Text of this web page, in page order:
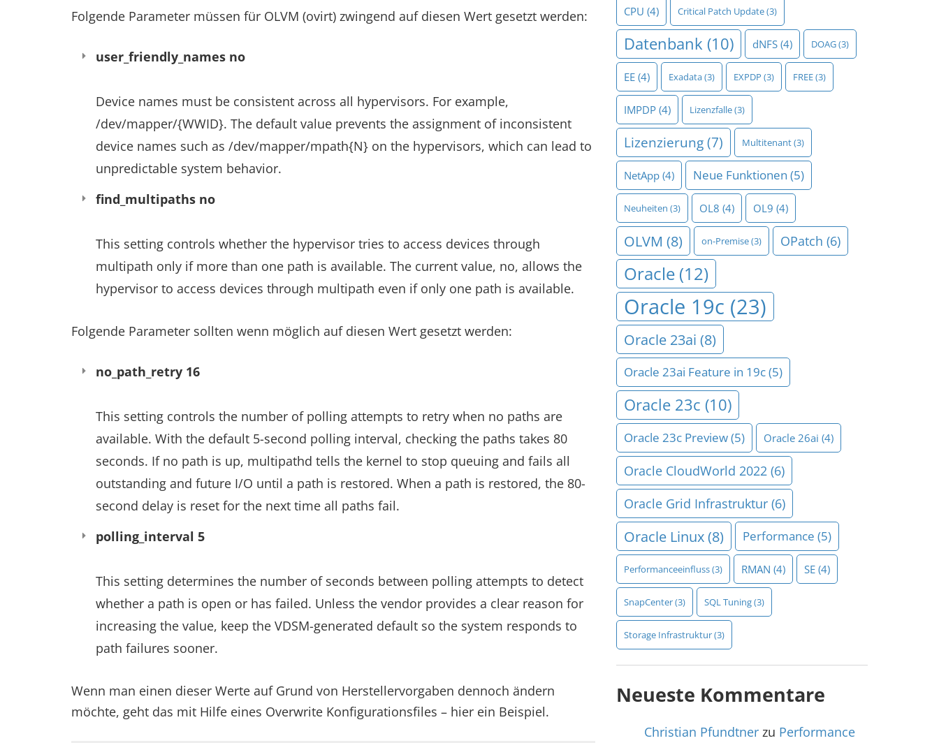
Folgende Parameter müssen für OLVM (ovirt) zwingend auf diesen Wert gesetzt werden:
user_friendly_names no
Device names must be consistent across all hypervisors. For example,
/dev/mapper/{WWID}. The default value prevents the assignment of inconsistent
device names such as /dev/mapper/mpath{N} on the hypervisors, which can lead to
unpredictable system behavior.
find_multipaths no
This setting controls whether the hypervisor tries to access devices through
multipath only if more than one path is available. The current value, no, allows the
hypervisor to access devices through multipath even if only one path is available.
Folgende Parameter sollten wenn möglich auf diesen Wert gesetzt werden:
no_path_retry 16
This setting controls the number of polling attempts to retry when no paths are
available. With the default 5-second polling interval, checking the paths takes 80
seconds. If no path is up, multipathd tells the kernel to stop queuing and fails all
outstanding and future I/O until a path is restored. When a path is restored, the 80-
second delay is reset for the next time all paths fail.
polling_interval 5
This setting determines the number of seconds between polling attempts to detect
whether a path is open or has failed. Unless the vendor provides a clear reason for
increasing the value, keep the VDSM-generated default so the system responds to
path failures sooner.
Wenn man einen dieser Werte auf Grund von Herstellervorgaben dennoch ändern
möchte, geht das mit Hilfe eines Overwrite Konfigurationsfiles – hier ein Beispiel.
CPU (4) Critical Patch Update(3)
Datenbank (10) dNFS (4) DOAG(3)
EE (4) Exadata(3) EXPDP (3) FREE(3)
IMPDP (4) Lizenzfalle(3)
Lizenzierung(7) Multitenant(3)
NetApp (4) Neue Funktionen (5)
Neuheiten (3) OL8 (4) OL9 (4)
OLVM (8) on-Premise(3) OPatch (6)
Oracle (12)
Oracle 19c (23)
Oracle 23ai (8)
Oracle 23ai Feature in 19c(5)
Oracle 23c (10)
Oracle 23c Preview(5) Oracle 26ai (4)
Oracle CloudWorld 2022 (6)
Oracle Grid Infrastruktur (6)
Oracle Linux(8) Performance (5)
Performanceeinfluss(3) RMAN (4) SE (4)
SnapCenter(3) SQL Tuning(3)
Storage Infrastruktur(3)
Neueste Kommentare
Christian Pfundtner zu Performance